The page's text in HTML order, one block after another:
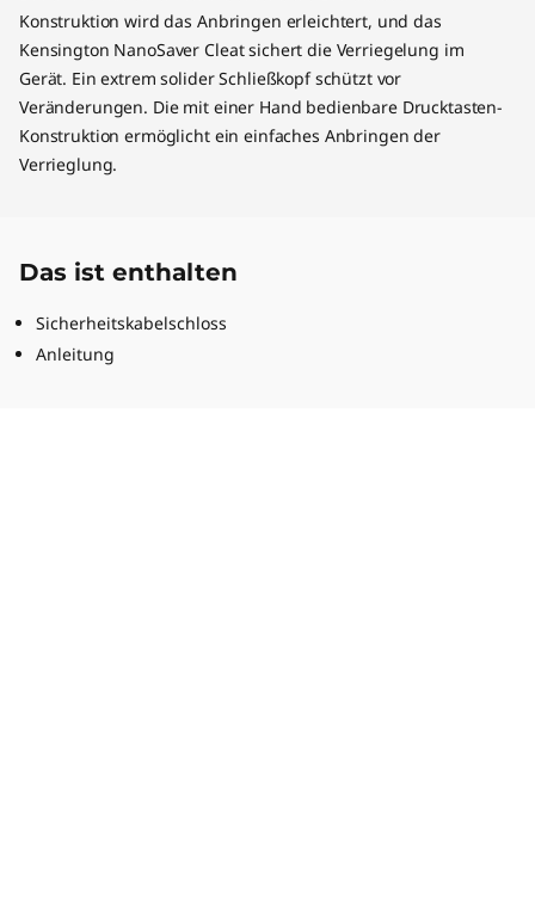
Konstruktion wird das Anbringen erleichtert, und das
Kensington NanoSaver Cleat sichert die Verriegelung im
Gerät. Ein extrem solider Schließkopf schützt vor
Veränderungen. Die mit einer Hand bedienbare Drucktasten-
Konstruktion ermöglicht ein einfaches Anbringen der
Verrieglung.
Das ist enthalten
Sicherheitskabelschloss
Anleitung